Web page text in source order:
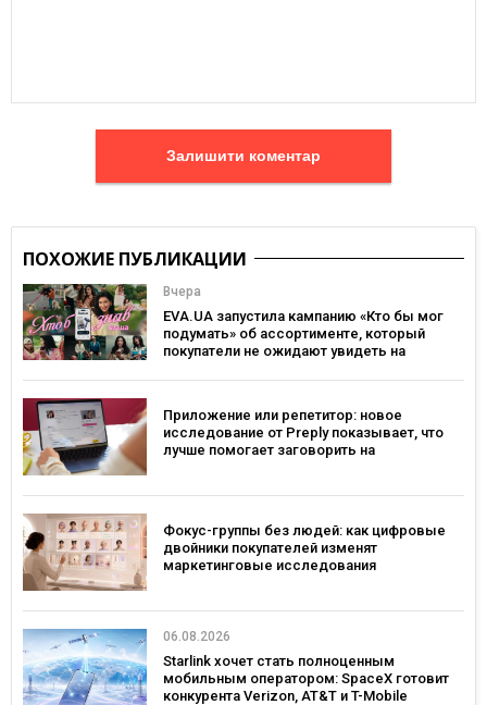
Залишити коментар
ПОХОЖИЕ ПУБЛИКАЦИИ
Вчера
EVA.UA запустила кампанию «Кто бы мог
подумать» об ассортименте, который
покупатели не ожидают увидеть на
Приложение или репетитор: новое
исследование от Preply показывает, что
лучше помогает заговорить на
Фокус-группы без людей: как цифровые
двойники покупателей изменят
маркетинговые исследования
06.08.2026
Starlink хочет стать полноценным
мобильным оператором: SpaceX готовит
конкурента Verizon, AT&T и T-Mobile